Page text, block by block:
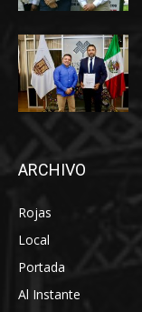
ARCHIVO
Rojas
Local
Portada
Al Instante